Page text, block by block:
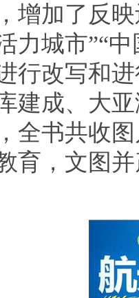
增加了反
力城市”“
行改写和
建成、大
全书共收
育，文图